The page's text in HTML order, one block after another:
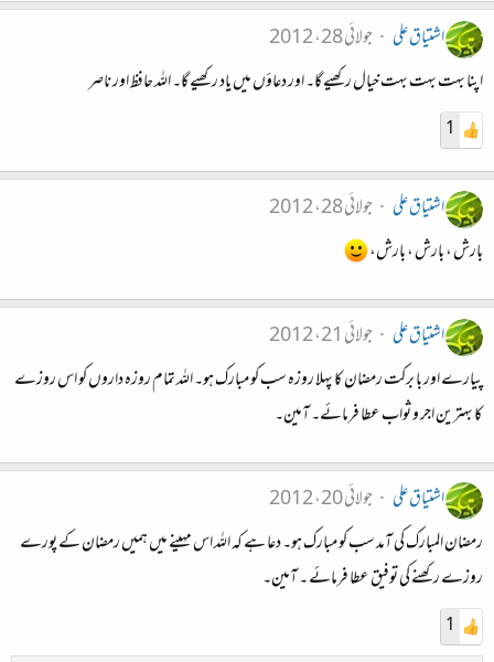
اشتیاق علی
جولائی 28، 2012
اپنا بہت بہت بہت خیال رکھیے گا۔ اور دعاؤں میں یاد رکھیے گا۔ اللہ حافظ اور ناصر
1
اشتیاق علی
جولائی 28، 2012
بارش ، بارش ، بارش،
اشتیاق علی
جولائی 21، 2012
پیارے اور با برکت رمضان کا پہلا روزہ سب کو مبارک ہو۔ اللہ تمام روزہ داروں کو اس روزے
کا بہترین اجر و ثواب عطا فرمائے۔ آمین۔
اشتیاق علی
جولائی 20، 2012
رمضان المبارک کی آمد سب کو مبارک ہو۔ دعا ہے کہ اللہ اس مہینے میں ہمیں رمضان کے پورے
روزے رکھنے کی توفیق عطا فرمائے ۔ آمین۔
1